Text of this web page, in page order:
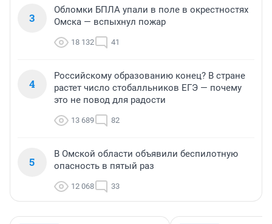
3
Обломки БПЛА упали в поле в окрестностях
Омска — вспыхнул пожар
18 132 41
4
Российскому образованию конец? В стране
растет число стобалльников ЕГЭ — почему
это не повод для радости
13 689 82
5
В Омской области объявили беспилотную
опасность в пятый раз
12 068 33